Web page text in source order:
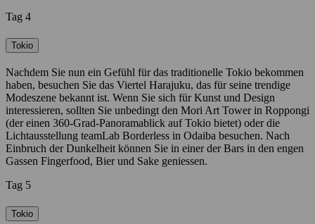
Tag 4
Tokio
Nachdem Sie nun ein Gefühl für das traditionelle Tokio bekommen
haben, besuchen Sie das Viertel Harajuku, das für seine trendige
Modeszene bekannt ist. Wenn Sie sich für Kunst und Design
interessieren, sollten Sie unbedingt den Mori Art Tower in Roppongi
(der einen 360-Grad-Panoramablick auf Tokio bietet) oder die
Lichtausstellung teamLab Borderless in Odaiba besuchen. Nach
Einbruch der Dunkelheit können Sie in einer der Bars in den engen
Gassen Fingerfood, Bier und Sake geniessen.
Tag 5
Tokio